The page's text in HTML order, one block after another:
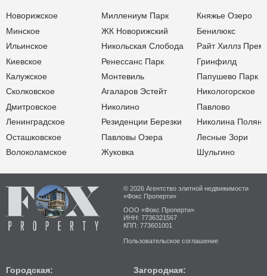
Новорижское
Минское
Ильинское
Киевское
Калужское
Сколковское
Дмитровское
Ленинградское
Осташковское
Волоколамское
Миллениум Парк
ЖК Новорижский
Никольская Слобода
Ренессанс Парк
Монтевиль
Агаларов Эстейт
Николино
Резиденции Березки
Павловы Озера
Жуковка
Княжье Озеро
Бенилюкс
Райт Хиллз
Гринфилд
Папушево Парк
Никологорское
Павлово
Николина Поляна
Лесные Зори
Шульгино
© 2026 Агентство элитной недвижимости
«Фокс Проперти»
ООО «Фокс Проперти»
ИНН: 7736321567
КПП: 773601001
Пользовательское соглашение
Городская: Загородная: